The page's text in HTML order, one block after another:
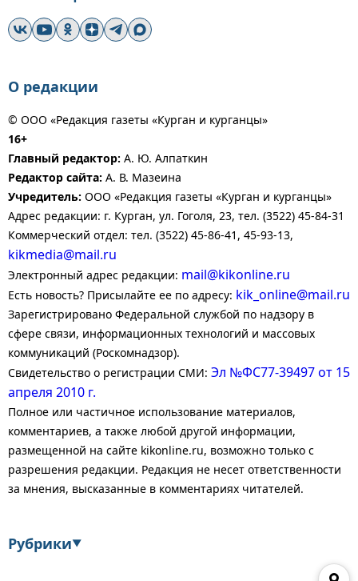
О редакции
© ООО «Редакция газеты «Курган и курганцы»
16+
Главный редактор: А. Ю. Алпаткин
Редактор сайта: А. В. Мазеина
Учредитель: ООО «Редакция газеты «Курган и курганцы»
Адрес редакции: г. Курган, ул. Гоголя, 23, тел. (3522) 45-84-31
Коммерческий отдел: тел. (3522) 45-86-41, 45-93-13,
kikmedia@mail.ru
Электронный адрес редакции: mail@kikonline.ru
Есть новость? Присылайте ее по адресу: kik_online@mail.ru
Зарегистрировано Федеральной службой по надзору в
сфере связи, информационных технологий и массовых
коммуникаций (Роскомнадзор).
Свидетельство о регистрации СМИ: Эл №ФС77-39497 от 15
апреля 2010 г.
Полное или частичное использование материалов,
комментариев, а также любой другой информации,
размещенной на сайте kikonline.ru, возможно только с
разрешения редакции. Редакция не несет ответственности
за мнения, высказанные в комментариях читателей.
Рубрики▼